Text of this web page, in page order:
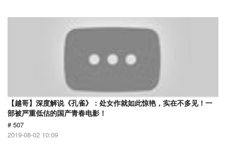
【越哥】深度解说《孔雀》：处女作就如此惊艳，实在不多见！一
部被严重低估的国产青春电影！
# 507
2019-08-02 10:09